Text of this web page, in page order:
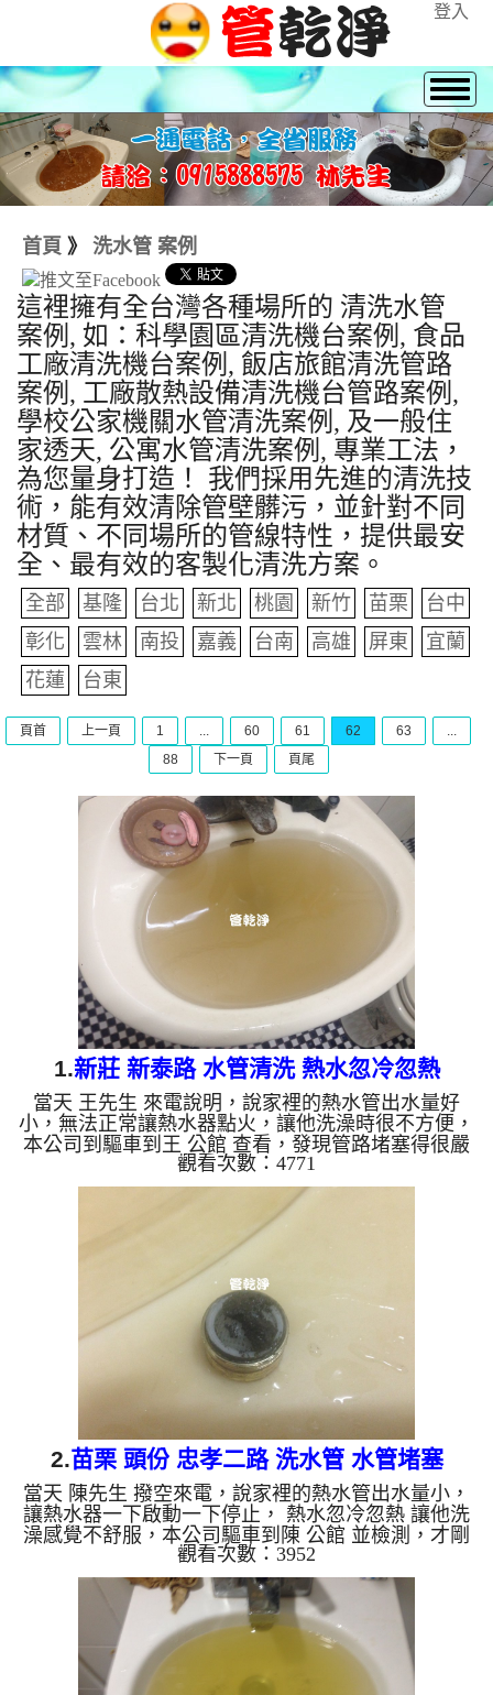
登入
首頁 》 洗水管 案例
這裡擁有全台灣各種場所的 清洗水管
案例, 如：科學園區清洗機台案例, 食品
工廠清洗機台案例, 飯店旅館清洗管路
案例, 工廠散熱設備清洗機台管路案例,
學校公家機關水管清洗案例, 及一般住
家透天, 公寓水管清洗案例, 專業工法，
為您量身打造！ 我們採用先進的清洗技
術，能有效清除管壁髒污，並針對不同
材質、不同場所的管線特性，提供最安
全、最有效的客製化清洗方案。
全部 基隆 台北 新北 桃園 新竹 苗栗
台中
彰化
雲林 南投 嘉義 台南 高雄 屏東
宜蘭
花蓮
台東
頁首 上一頁 1 ... 60 61 62 63
...
88
下一頁 頁尾
1.新莊 新泰路 水管清洗 熱水忽冷忽熱
當天 王先生 來電說明，說家裡的熱水管出水量好
小，無法正常讓熱水器點火，讓他洗澡時很不方便，
本公司到驅車到王 公館 查看，發現管路堵塞得很嚴
重，本公司迅速架起 水管清洗機 ，開始 清洗水管 ，
水龍頭狂噴黃水，如下圖及影片，王先生 覺得很不
舒服， 水管清洗 約兩小時後，出水量變大， 王先生
可痛快的洗澡了。 清洗水管, 水管清洗, 洗水管, 熱水
管堵塞, 熱水忽冷忽熱, 洗管路, 清管路 ...
觀看次數：4771
2.苗栗 頭份 忠孝二路 洗水管 水管堵塞
當天 陳先生 撥空來電，說家裡的熱水管出水量小，
讓熱水器一下啟動一下停止， 熱水忽冷忽熱 讓他洗
澡感覺不舒服，本公司驅車到陳 公館 並檢測，才剛
拆下水龍頭濾嘴，就發現裡面有異物，如下圖，本公
司迅速架起 水管清洗機 ，開始 清洗水管 ，水龍頭就
噴出綠水，持續不斷，流理臺內還留有一粒粒異物，
如下圖及影片，陳先生 看了都覺得噁心， 水管清洗
約兩小時後，出水量變大， 陳先生可痛快的洗澡
了。 清洗水管, 水管清洗, 洗水管, 熱水管堵塞, 熱水
忽冷忽熱, 洗管路, 清管路 ...
觀看次數：3952